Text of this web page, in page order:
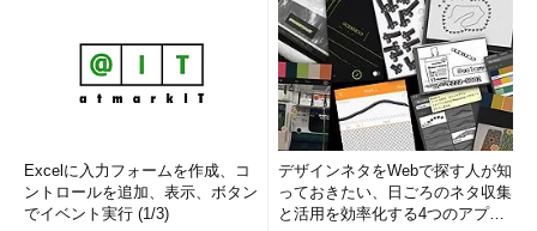
Excelに入力フォームを作成、コ
ントロールを追加、表示、ボタン
でイベント実行 (1/3)
デザインネタをWebで探す人が知
っておきたい、日ごろのネタ収集
と活用を効率化する4つのアプリ